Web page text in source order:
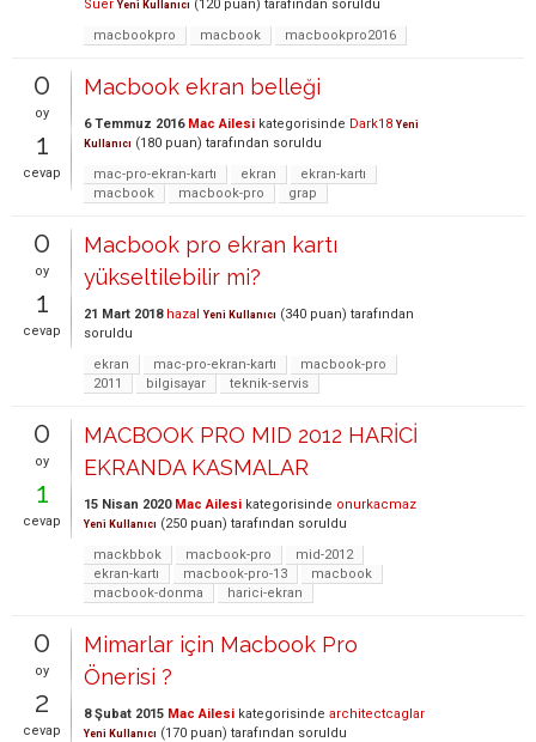
Süer Yeni Kullanıcı (120 puan) tarafından soruldu
macbookpro
macbook macbookpro2016
0
oy
1
cevap
Macbook ekran belleği
6 Temmuz 2016 Mac Ailesi kategorisinde Dark18 Yeni
Kullanıcı (180 puan) tarafından soruldu
mac-pro-ekran-kartı
ekran
ekran-kartı
macbook
macbook-pro grap
0
oy
1
cevap
Macbook pro ekran kartı
yükseltilebilir mi?
21 Mart 2018 hazal Yeni Kullanıcı (340 puan) tarafından
soruldu
ekran
mac-pro-ekran-kartı
macbook-pro
2011
bilgisayar teknik-servis
0
oy
1
cevap
MACBOOK PRO MID 2012 HARİCİ
EKRANDA KASMALAR
15 Nisan 2020 Mac Ailesi kategorisinde onurkacmaz
Yeni Kullanıcı (250 puan) tarafından soruldu
mackbbok
macbook-pro
mid-2012
ekran-kartı
macbook-pro-13
macbook
macbook-donma
harici-ekran
0
oy
2
cevap
Mimarlar için Macbook Pro
Önerisi ?
8 Şubat 2015 Mac Ailesi kategorisinde architectcaglar
Yeni Kullanıcı (170 puan) tarafından soruldu